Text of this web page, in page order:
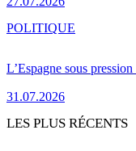
L’Espagne sous
31.07.2026
POLITIQUE
LES PLUS RÉCENTS